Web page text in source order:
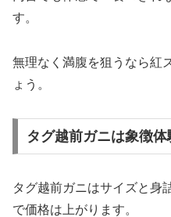
す。
無理なく満腹を狙うなら紅
ょう。
タグ越前ガニは象徴
タグ越前ガニはサイズと身
で価格は上がります。